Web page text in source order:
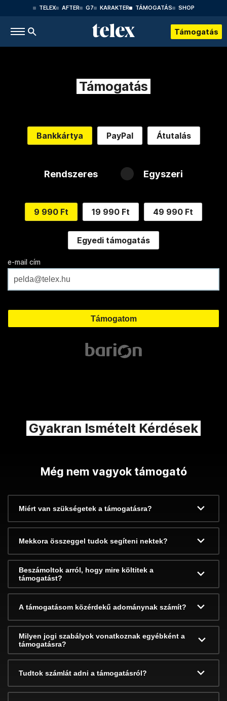
TELEX AFTER G7 KARAKTER TÁMOGATÁS SHOP
Támogatás
Támogatás
Bankkártya PayPal Átutalás
Rendszeres Egyszeri
9 990 Ft 19 990 Ft 49 990 Ft
Egyedi támogatás
e-mail cím
Gyakran Ismételt Kérdések
Még nem vagyok támogató
Miért van szükségetek a támogatásra?
Mekkora összeggel tudok segíteni nektek?
Beszámoltok arról, hogy mire költitek a
támogatást?
A támogatásom közérdekű adománynak számít?
Milyen jogi szabályok vonatkoznak egyébként a
támogatásra?
Tudtok számlát adni a támogatásról?